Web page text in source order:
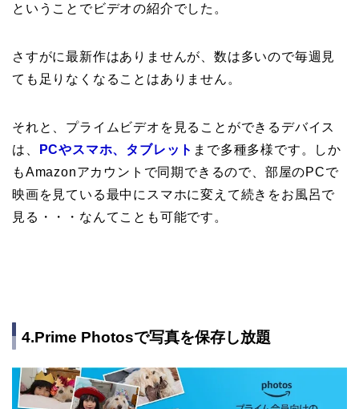
ということでビデオの紹介でした。
さすがに最新作はありませんが、数は多いので毎週見
ても足りなくなることはありません。
それと、プライムビデオを見ることができるデバイス
は、
PCやスマホ、タブレット まで多種多様です。しか
もAmazonアカウントで同期できるので、部屋のPCで
映画を見ている最中にスマホに変えて続きをお風呂で
見る・・・なんてことも可能です。
4.Prime Photosで写真を保存し放題